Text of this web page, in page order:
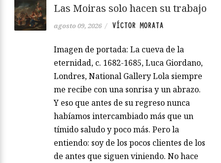
Las Moiras solo hacen su trabajo
agosto 09, 2026 / VÍCTOR MORATA
Imagen de portada: La cueva de la
eternidad, c. 1682-1685, Luca Giordano,
Londres, National Gallery Lola siempre
me recibe con una sonrisa y un abrazo.
Y eso que antes de su regreso nunca
habíamos intercambiado más que un
tímido saludo y poco más. Pero la
entiendo: soy de los pocos clientes de los
de antes que siguen viniendo. No hace